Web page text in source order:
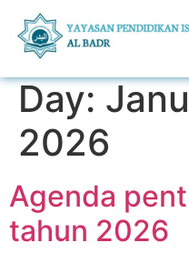
Day:
2026
Agenda
tahun 2026